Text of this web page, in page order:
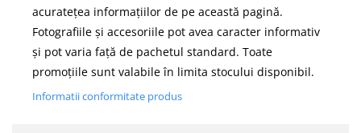
acuratețea informațiilor de pe această pagină.
Fotografiile și accesoriile pot avea caracter informativ
și pot varia față de pachetul standard. Toate
promoțiile sunt valabile în limita stocului disponibil.
Informatii conformitate produs